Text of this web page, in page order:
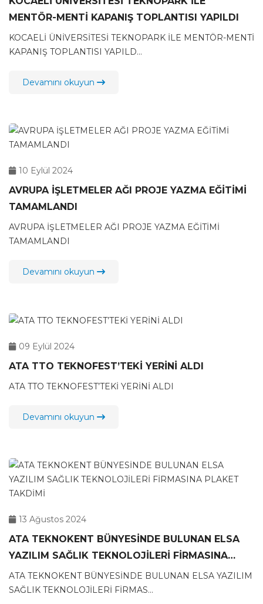
MENTÖR-MENTİ KAPANIŞ TOPLANTISI YAPILDI
KOCAELİ ÜNİVERSİTESİ TEKNOPARK İLE MENTÖR-MENTİ
KAPANIŞ TOPLANTISI YAPILD...
Devamını okuyun
10 Eylül 2024
AVRUPA İŞLETMELER AĞI PROJE YAZMA EĞİTİMİ
TAMAMLANDI
AVRUPA İŞLETMELER AĞI PROJE YAZMA EĞİTİMİ
TAMAMLANDI
Devamını okuyun
09 Eylül 2024
ATA TTO TEKNOFEST’TEKİ YERİNİ ALDI
ATA TTO TEKNOFEST’TEKİ YERİNİ ALDI
Devamını okuyun
13 Ağustos 2024
ATA TEKNOKENT BÜNYESİNDE BULUNAN ELSA
YAZILIM SAĞLIK TEKNOLOJİLERİ FİRMASINA
PLAKET TAKDİMİ
ATA TEKNOKENT BÜNYESİNDE BULUNAN ELSA YAZILIM
SAĞLIK TEKNOLOJİLERİ FİRMAS...